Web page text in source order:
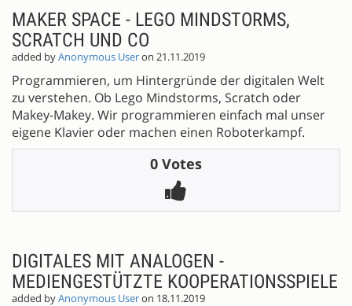
MAKER SPACE - LEGO MINDSTORMS,
SCRATCH UND CO
added byAnonymous Useron 21.11.2019
Programmieren, um Hintergründe der digitalen Welt
zu verstehen. Ob Lego Mindstorms, Scratch oder
Makey-Makey. Wir programmieren einfach mal unser
eigene Klavier oder machen einen Roboterkampf.
0 Votes
DIGITALES MIT ANALOGEN -
MEDIENGESTÜTZTE KOOPERATIONSSPIELE
added byAnonymous Useron 18.11.2019